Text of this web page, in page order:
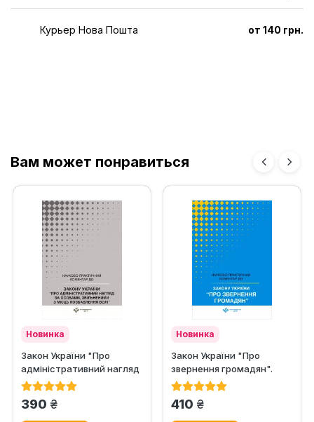
Курьер Нова Пошта от 140 грн.
Вам может понравиться
Новинка
Закон України "Про
адміністративний нагляд
за особами, звільненими...
390 грн.
Новинка
Закон України "Про
звернення громадян".
Науково-практичний...
410 грн.